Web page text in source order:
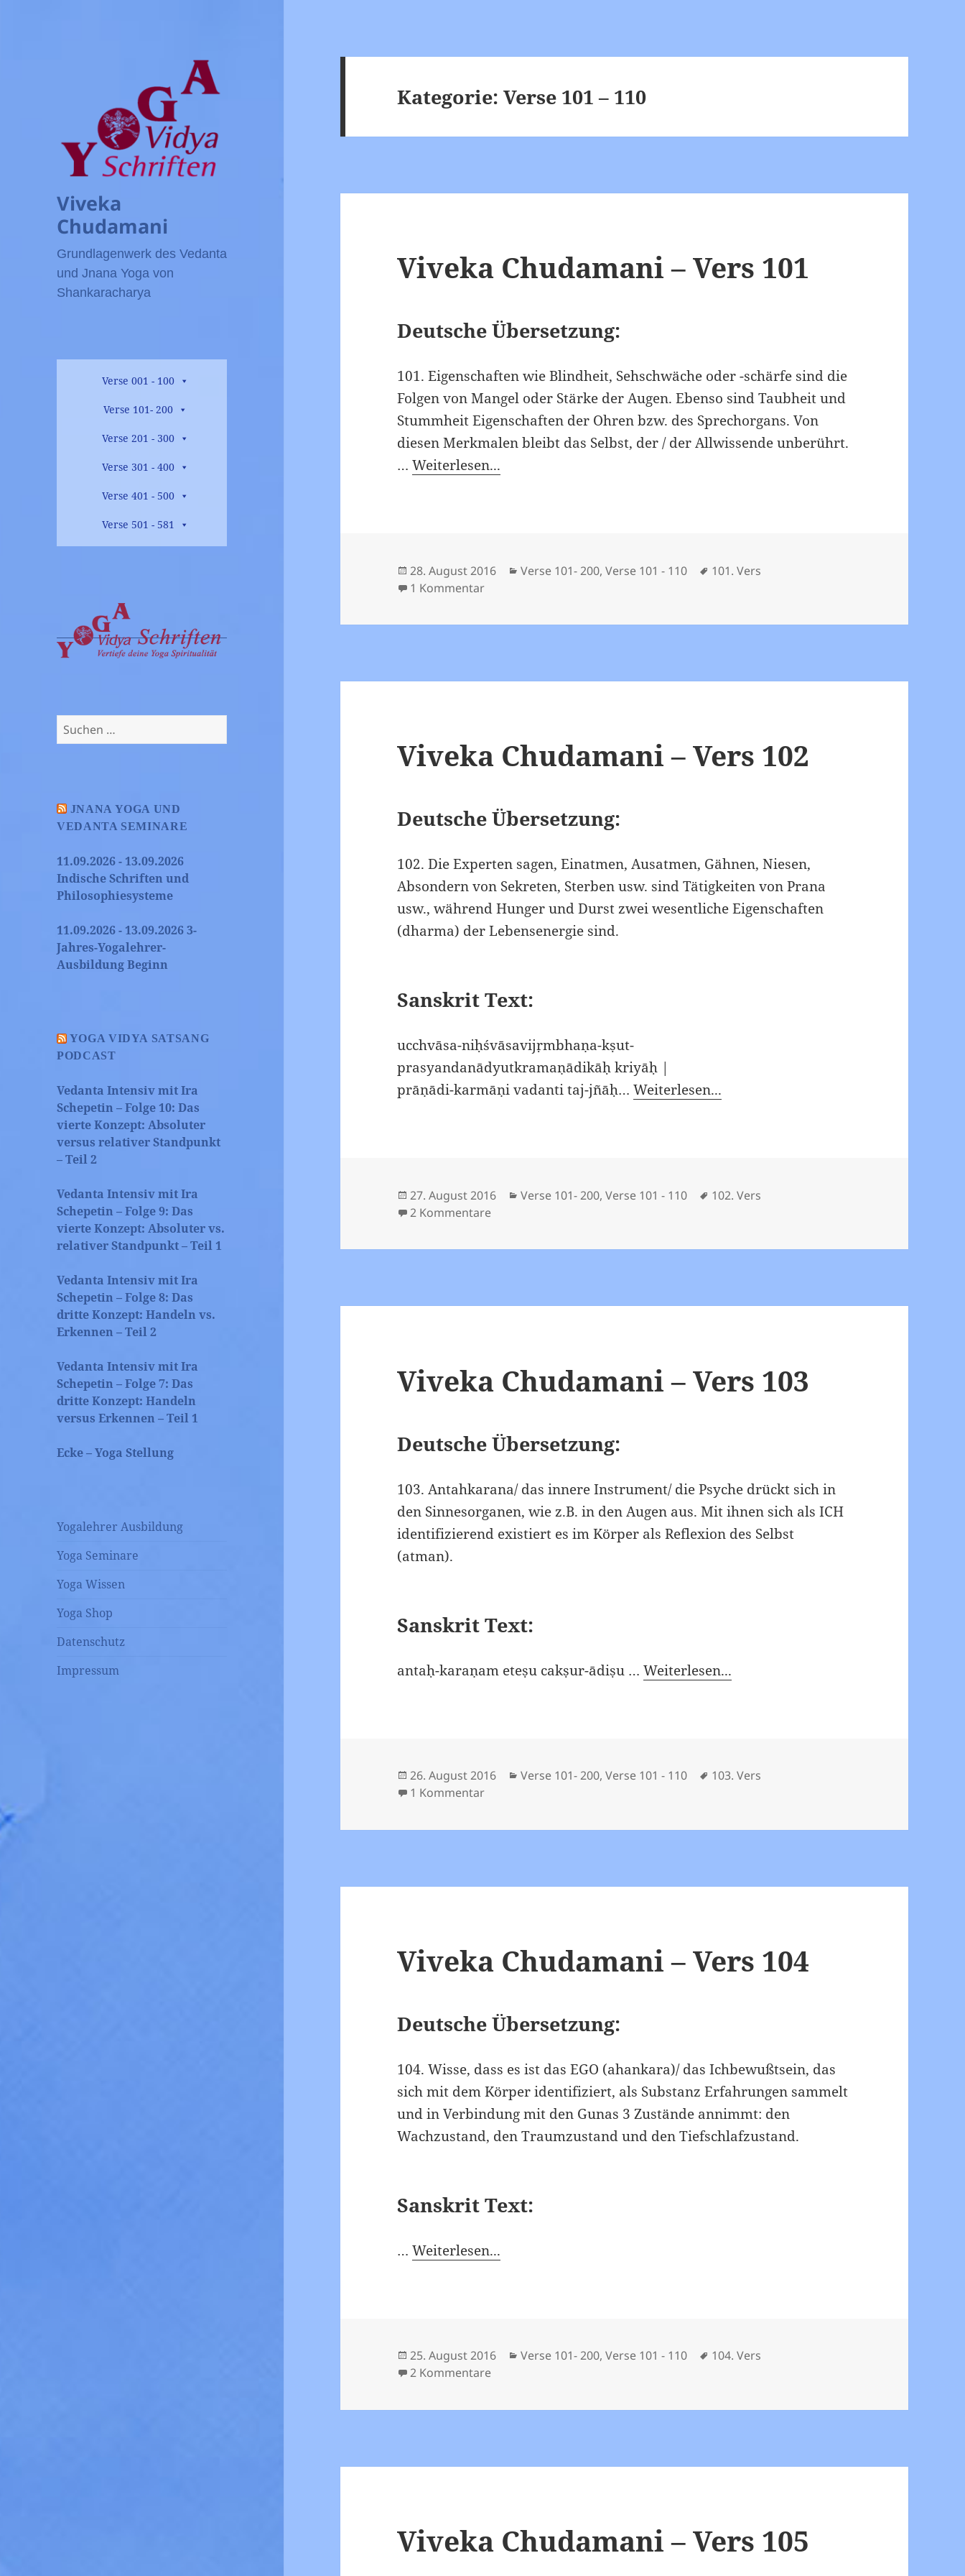
Viveka
Chudamani
Grundlagenwerk des Vedanta
und Jnana Yoga von
Shankaracharya
Verse 001 - 100
Verse 101- 200
Verse 201 - 300
Verse 301 - 400
Verse 401 - 500
Verse 501 - 581
Suchen
nach:
JNANA YOGA UND
VEDANTA SEMINARE
11.09.2026 - 13.09.2026
Indische Schriften und
Philosophiesysteme
11.09.2026 - 13.09.2026 3-
Jahres-Yogalehrer-
Ausbildung Beginn
YOGA VIDYA SATSANG
PODCAST
Vedanta Intensiv mit Ira
Schepetin – Folge 10: Das
vierte Konzept: Absoluter
versus relativer Standpunkt
– Teil 2
Vedanta Intensiv mit Ira
Schepetin – Folge 9: Das
vierte Konzept: Absoluter vs.
relativer Standpunkt – Teil 1
Vedanta Intensiv mit Ira
Schepetin – Folge 8: Das
dritte Konzept: Handeln vs.
Erkennen – Teil 2
Vedanta Intensiv mit Ira
Schepetin – Folge 7: Das
dritte Konzept: Handeln
versus Erkennen – Teil 1
Ecke – Yoga Stellung
Yogalehrer Ausbildung
Yoga Seminare
Yoga Wissen
Yoga Shop
Datenschutz
Impressum
Kategorie:Verse 101 – 110
Viveka Chudamani – Vers 101
Deutsche Übersetzung:
101. Eigenschaften wie Blindheit, Sehschwäche oder -schärfe sind die
Folgen von Mangel oder Stärke der Augen. Ebenso sind Taubheit und
Stummheit Eigenschaften der Ohren bzw. des Sprechorgans. Von
diesen Merkmalen bleibt das Selbst, der / der Allwissende unberührt.
…Weiterlesen...
Veröffentlicht
am
28. August 2016 Kategorien
Verse 101- 200,Verse 101 - 110 Schlagwörter
101. Vers
1 Kommentarzu Viveka Chudamani – Vers 101
Viveka Chudamani – Vers 102
Deutsche Übersetzung:
102. Die Experten sagen, Einatmen, Ausatmen, Gähnen, Niesen,
Absondern von Sekreten, Sterben usw. sind Tätigkeiten von Prana
usw., während Hunger und Durst zwei wesentliche Eigenschaften
(dharma) der Lebensenergie sind.
Sanskrit Text:
ucchvāsa-niḥśvāsavijṛmbhaṇa-kṣut-
prasyandanādyutkramaṇādikāḥ kriyāḥ |
prāṇādi-karmāṇi vadanti taj-jñāḥ…Weiterlesen...
Veröffentlicht
am
27. August 2016 Kategorien
Verse 101- 200,Verse 101 - 110 Schlagwörter
102. Vers
2 Kommentarezu Viveka Chudamani – Vers 102
Viveka Chudamani – Vers 103
Deutsche Übersetzung:
103. Antahkarana/ das innere Instrument/ die Psyche drückt sich in
den Sinnesorganen, wie z.B. in den Augen aus. Mit ihnen sich als ICH
identifizierend existiert es im Körper als Reflexion des Selbst
(atman).
Sanskrit Text:
antaḥ-karaṇam eteṣu cakṣur-ādiṣu …Weiterlesen...
Veröffentlicht
am
26. August 2016 Kategorien
Verse 101- 200,Verse 101 - 110 Schlagwörter
103. Vers
1 Kommentarzu Viveka Chudamani – Vers 103
Viveka Chudamani – Vers 104
Deutsche Übersetzung:
104. Wisse, dass es ist das EGO (ahankara)/ das Ichbewußtsein, das
sich mit dem Körper identifiziert, als Substanz Erfahrungen sammelt
und in Verbindung mit den Gunas 3 Zustände annimmt: den
Wachzustand, den Traumzustand und den Tiefschlafzustand.
Sanskrit Text:
…Weiterlesen...
Veröffentlicht
am
25. August 2016 Kategorien
Verse 101- 200,Verse 101 - 110 Schlagwörter
104. Vers
2 Kommentarezu Viveka Chudamani – Vers 104
Viveka Chudamani – Vers 105